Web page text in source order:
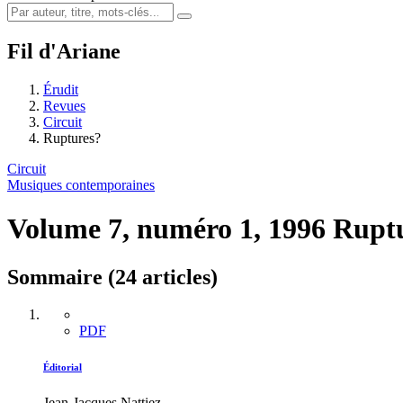
Fil d'Ariane
Érudit
Revues
Circuit
Ruptures?
Circuit
Musiques contemporaines
Volume 7, numéro 1, 1996
Sommaire (24 articles)
PDF
Éditorial